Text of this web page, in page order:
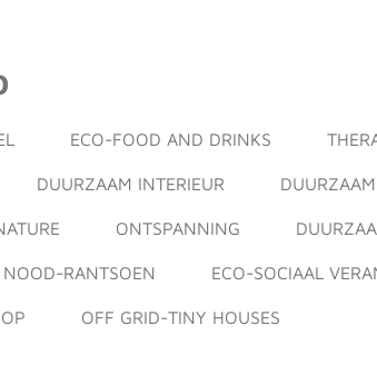
ECO-FOOD AND DRINKS
DUURZAAM INTERIEUR
ONTSPANNING
NOOD-RANTSOEN ECO-SOCIAAL
OFF GRID-TINY HOUSES